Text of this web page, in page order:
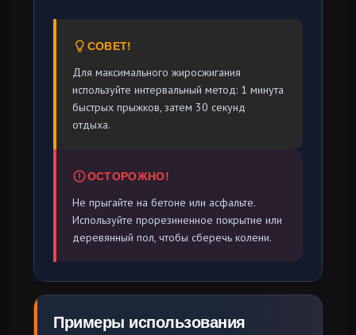
СОВЕТ!
Для максимального жиросжигания
используйте интервальный метод: 1 минута
быстрых прыжков, затем 30 секунд
отдыха.
ОСТОРОЖНО!
Не прыгайте на бетоне или асфальте.
Используйте прорезиненное покрытие или
деревянный пол, чтобы сберечь колени.
Примеры использования